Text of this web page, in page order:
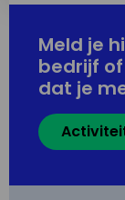
Meld je
bedrijf
dat je